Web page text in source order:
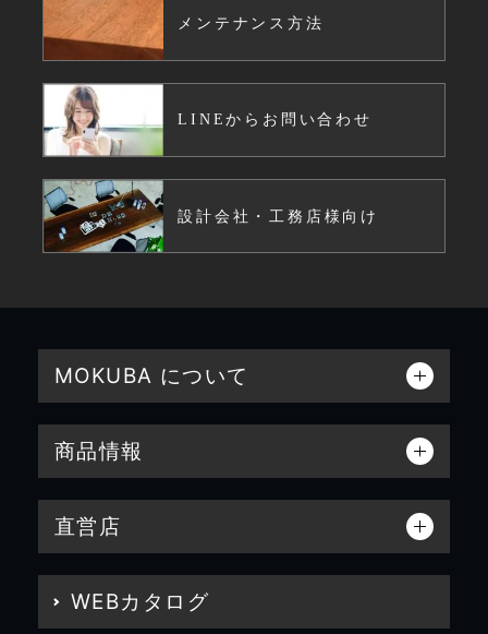
メンテナンス方法
LINEからお問い合わせ
設計会社・工務店様向け
MOKUBA について
商品情報
直営店
WEBカタログ